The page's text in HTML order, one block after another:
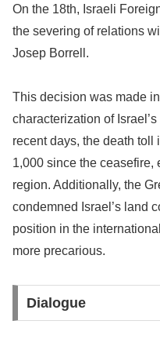
On the 18th, Israeli
the severing of relations
Josep Borrell.
This decision was made
characterization of
recent days, the death toll
1,000 since the
region. Additionally, the
condemned Israel’s land
position in the
more precarious.
Dialogue